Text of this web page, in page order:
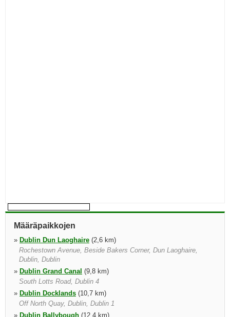
Määräpaikkojen
» Dublin Dun Laoghaire (2,6 km)
Rochestown Avenue, Beside Bakers Corner, Dun Laoghaire,
Dublin, Dublin
» Dublin Grand Canal (9,8 km)
South Lotts Road, Dublin 4
» Dublin Docklands (10,7 km)
Off North Quay, Dublin, Dublin 1
» Dublin Ballybough (12,4 km)